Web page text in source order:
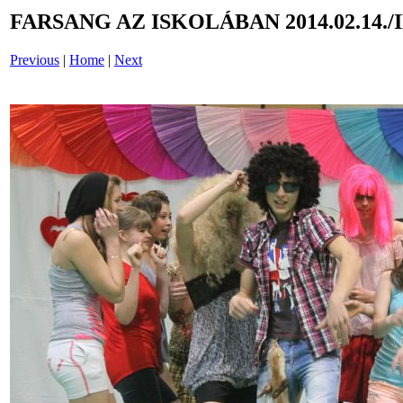
FARSANG AZ ISKOLÁBAN 2014.02.14./
Previous | Home | Next